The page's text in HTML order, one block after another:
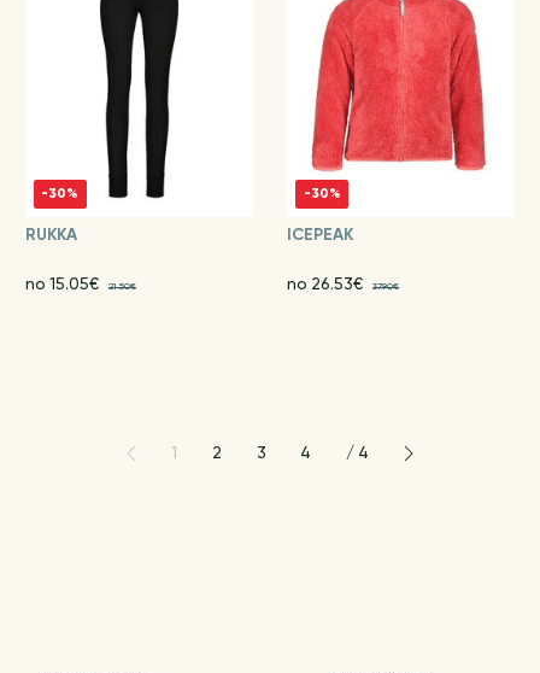
-30%
RUKKA
no 15.05€ 21.50€
-30%
ICEPEAK
no 26.53€ 37.90€
1 2 3 4 / 4